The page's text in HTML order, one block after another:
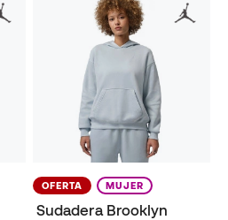
OFERTA MUJER
Sudadera Brooklyn